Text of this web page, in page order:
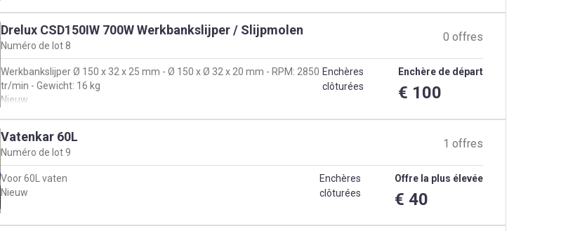
Drelux CSD150IW 700W Werkbankslijper / Slijpmolen
Numéro de lot8
0 offres
Werkbankslijper Ø 150 x 32 x 25 mm - Ø 150 x Ø 32 x 20 mm - RPM: 2850
tr/min - Gewicht: 16 kg
Nieuw
Enchères
clôturées
Enchère de départ
€ 100
Vatenkar 60L
Numéro de lot9
1 offres
Voor 60L vaten
Nieuw
Enchères
clôturées
Offre la plus élevée
€ 40